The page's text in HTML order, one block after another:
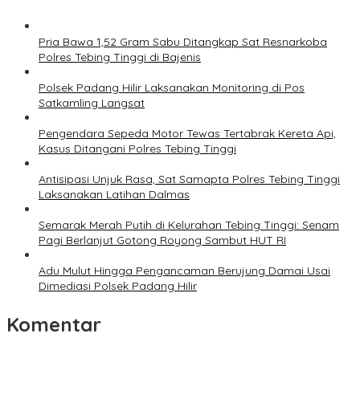
Pria Bawa 1,52 Gram Sabu Ditangkap Sat Resnarkoba
Polres Tebing Tinggi di Bajenis
Polsek Padang Hilir Laksanakan Monitoring di Pos
Satkamling Langsat
Pengendara Sepeda Motor Tewas Tertabrak Kereta Api,
Kasus Ditangani Polres Tebing Tinggi
Antisipasi Unjuk Rasa, Sat Samapta Polres Tebing Tinggi
Laksanakan Latihan Dalmas
Semarak Merah Putih di Kelurahan Tebing Tinggi: Senam
Pagi Berlanjut Gotong Royong Sambut HUT RI
Adu Mulut Hingga Pengancaman Berujung Damai Usai
Dimediasi Polsek Padang Hilir
Komentar